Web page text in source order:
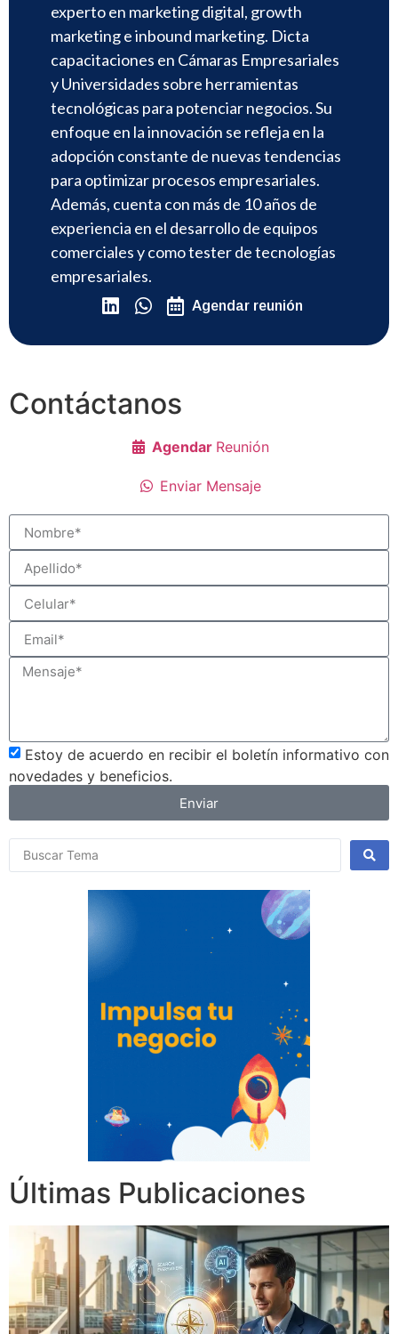
experto en marketing digital, growth
marketing e inbound marketing. Dicta
capacitaciones en Cámaras Empresariales
y Universidades sobre herramientas
tecnológicas para potenciar negocios. Su
enfoque en la innovación se refleja en la
adopción constante de nuevas tendencias
para optimizar procesos empresariales.
Además, cuenta con más de 10 años de
experiencia en el desarrollo de equipos
comerciales y como tester de tecnologías
empresariales.
Agendar reunión
Contáctanos
Agendar Reunión
Enviar Mensaje
Estoy de acuerdo en recibir el boletín informativo con
novedades y beneficios.
Enviar
Últimas Publicaciones